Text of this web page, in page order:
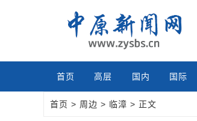
首页 高层 国内 国际
首页 > 周边 > 临漳 > 正文